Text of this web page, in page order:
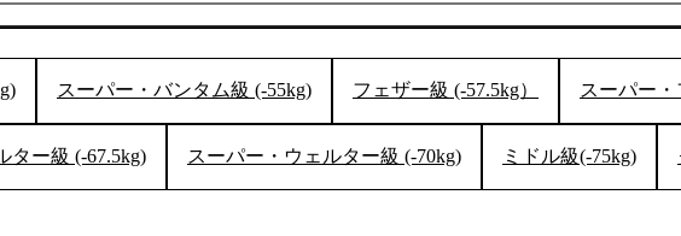
トピックス
チケット・グッズ
スーパー・バンタム級 (-55kg) フェザー級 (-57.5kg） スーパー
ター級 (-67.5kg) スーパー・ウェルター級 (-70kg) ミドル級(-75kg)